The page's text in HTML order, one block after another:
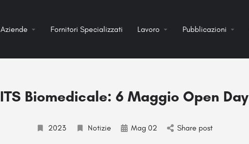
Aziende Fornitori Specializzati Lavoro Pubblicazioni
ITS Biomedicale: 6 Maggio Open Day
2023 Notizie Mag 02 Share post